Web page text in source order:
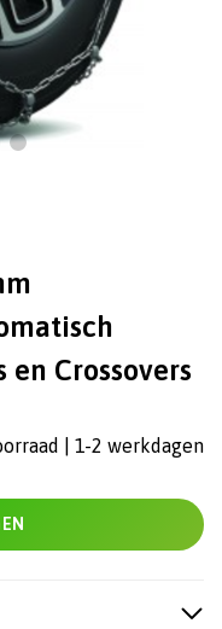
en Crossovers
| 1-2 werkdagen